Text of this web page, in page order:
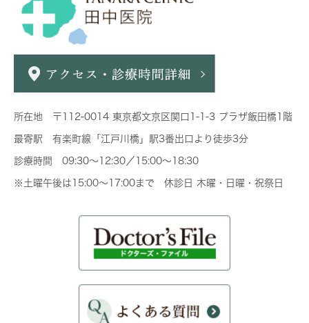
所在地 〒112-0014 東京都文京区関口1-1-3 プラザ飯田橋1階
最寄駅 有楽町線「江戸川橋」駅3番出口より徒歩3分
診療時間 09:30～12:30／15:00～18:30
※土曜午後は15:00～17:00まで 休診日 木曜・日曜・祝祭日